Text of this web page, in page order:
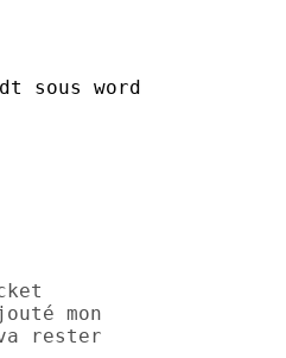
sous word
mon
rester